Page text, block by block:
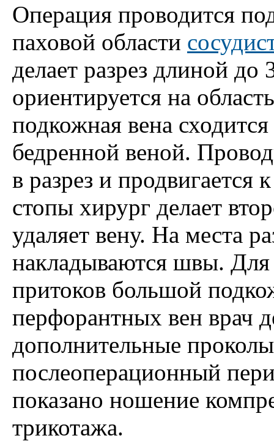
Операция проводится
паховой области
делает разрез длиной до
ориентируется на
подкожная вена
бедренной веной.
в разрез и продвигается
стопы хирург делает
удаляет вену. На места
накладываются швы. Для
притоков большой
перфорантных вен врач
дополнительные
послеоперационный
показано ношение
трикотажа.